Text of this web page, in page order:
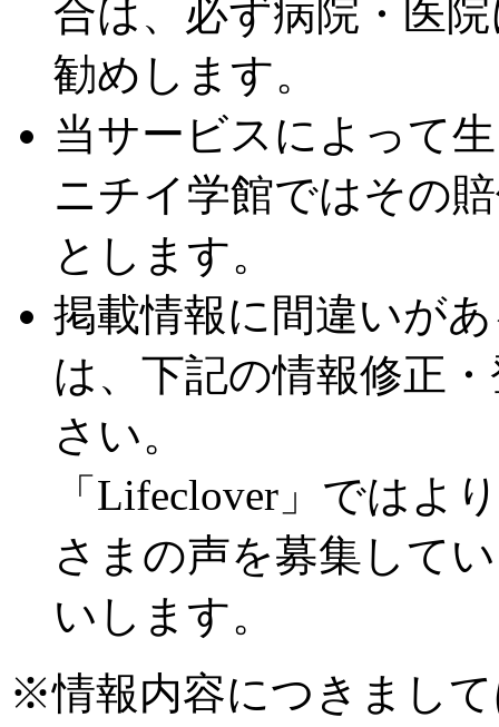
合は、必ず病院・医
勧めします。
当サービスによって
ニチイ学館ではその
とします。
掲載情報に間違いが
は、下記の情報修正
さい。
「Lifeclover」ではよ
さまの声を募集して
いします。
※情報内容につきまし